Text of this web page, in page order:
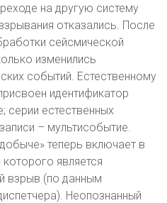
на другую систему
отказались. После
сейсмической
изменились
событий. Естественному
идентификатор
серии естественных
– мультисобытие.
теперь включает в
является
взрыв (по данным
Неопознанный